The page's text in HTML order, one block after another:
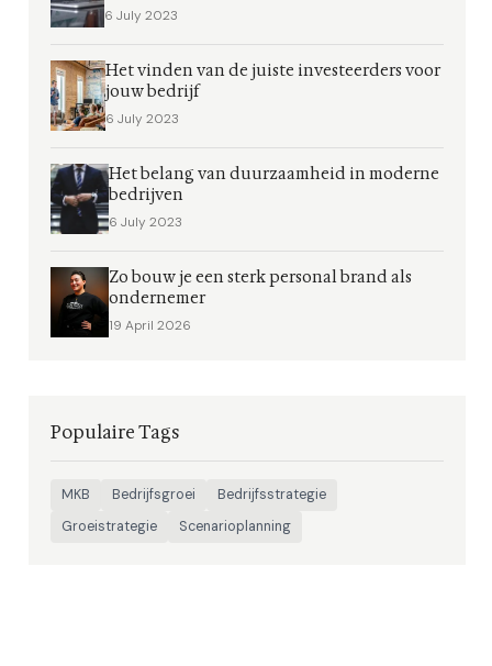
6 July 2023
Het vinden van de juiste investeerders voor
jouw bedrijf
6 July 2023
Het belang van duurzaamheid in moderne
bedrijven
6 July 2023
Zo bouw je een sterk personal brand als
ondernemer
19 April 2026
Populaire Tags
MKB Bedrijfsgroei
Bedrijfsstrategie
Groeistrategie
Scenarioplanning